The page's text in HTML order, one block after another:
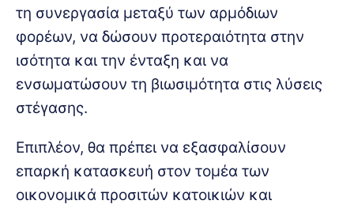
τη συνεργασία μεταξύ των αρμόδιων
φορέων, να δώσουν προτεραιότητα στην
ισότητα και την ένταξη και να
ενσωματώσουν τη βιωσιμότητα στις λύσεις
στέγασης.
Επιπλέον, θα πρέπει να εξασφαλίσουν
επαρκή κατασκευή στον τομέα των
οικονομικά προσιτών κατοικιών και